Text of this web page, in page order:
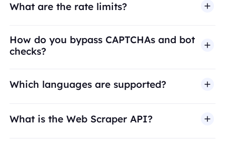
What are the rate limits?
How do you bypass CAPTCHAs and bot
checks?
Which languages are supported?
What is the Web Scraper API?